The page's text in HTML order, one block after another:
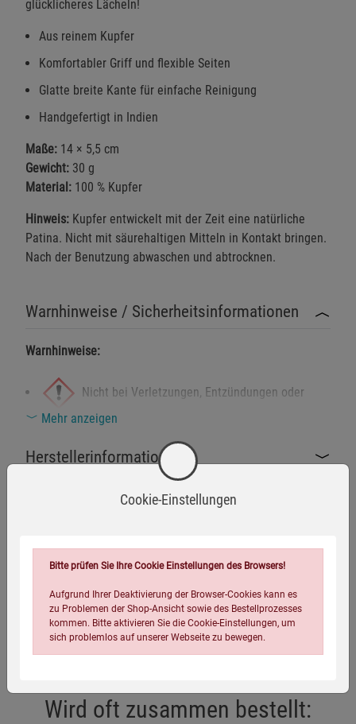
glücklicheres Lächeln!
Aus reinem Kupfer
Komfortabler Griff und flexible Seiten
Glatte breite Kante für einfache Reinigung
Handgefertigt in Indien
Maße: 14 × 5,5 cm
Gewicht: 30 g
Material: 100 % Kupfer
Hinweis: Kupfer entwickelt mit der Zeit eine natürliche
Patina. Nicht mit säurehaltigen Mitteln in Kontakt bringen.
Nach der Benutzung abwaschen und abtrocknen.
Warnhinweise / Sicherheitsinformationen
Warnhinweise:
Nicht bei Verletzungen, Entzündungen oder
offenen Stellen im Mund verwenden.
Sicherheitshinweise:
Vor der ersten Benutzung gründlich reinigen.
Nach jeder Anwendung mit Wasser abspülen und gut
Nur zur Zungenreinigung verwenden – nicht
Von Kindern fernhalten, um Verletzungen zu vermeiden.
Nicht mit säurehaltigen Mitteln oder Reinigern in
Reaktionen Anwendung sofort stoppen und ärztlichen
Rat einholen.
Mehr anzeigen
Herstellerinformationen
4054239016451
Verpackungsgewicht:
57 Gramm
Verpackungsmaße (LxBxH):
14 8
Wird oft zusammen bestellt:
Cookie-Einstellungen
Bitte prüfen Sie Ihre Cookie Einstellungen des Browsers!
Aufgrund Ihrer Deaktivierung der Browser-Cookies kann es
zu Problemen der Shop-Ansicht sowie des Bestellprozesses
kommen. Bitte aktivieren Sie die Cookie-Einstellungen, um
sich problemlos auf unserer Webseite zu bewegen.